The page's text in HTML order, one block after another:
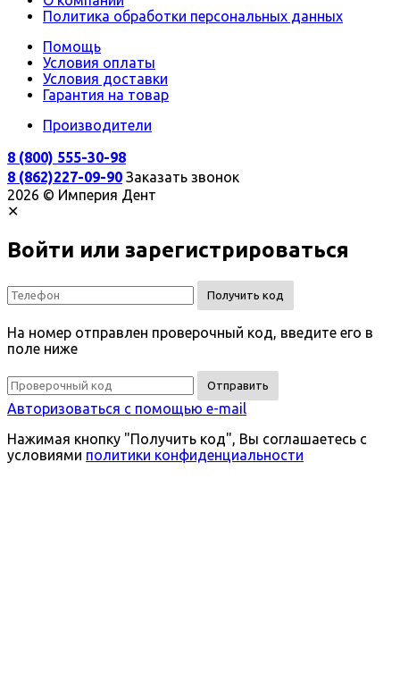
Политика обработки персональных данных
Помощь
Условия оплаты
Условия доставки
Гарантия на товар
Производители
8 (800) 555-30-98
8 (862)227-09-90 Заказать звонок
2026 © Империя Дент
✕
Войти или зарегистрироваться
Получить код
На номер отправлен проверочный код, введите его в
поле ниже
Отправить
Авторизоваться с помощью e-mail
Нажимая кнопку "Получить код", Вы соглашаетесь c
условиями политики конфиденциальности